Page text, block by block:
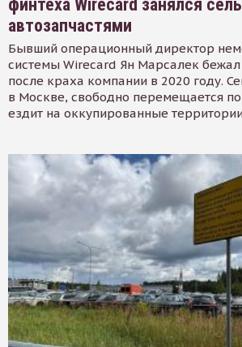
финтеха Wirecard занялся
автозапчастями
Бывший операционный директор
системы Wirecard Ян Марсалек
после краха компании в 2020 году.
в Москве, свободно перемещается
ездит на оккупированные